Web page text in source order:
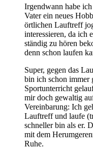
Irgendwann habe
Vater ein neues
örtlichen Lauftreff
interessieren, da ich
ständig zu hören
denn schon laufen
Super, gegen das
bin ich schon immer
Sportunterricht
mir doch gewaltig
Vereinbarung: Ich
Lauftreff und laufe
schneller bin als er.
mit dem
Ruhe.